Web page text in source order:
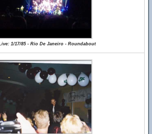
1/17/85 - Rio De Janeiro - Roundabout